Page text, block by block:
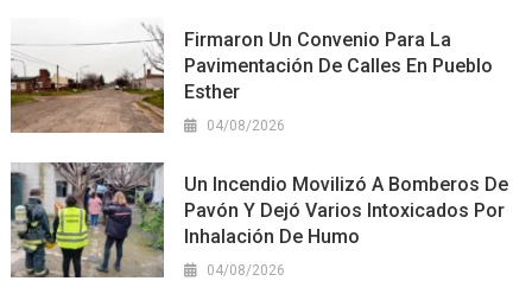
Firmaron Un Convenio Para La
Pavimentación De Calles En Pueblo
Esther
04/08/2026
Un Incendio Movilizó A Bomberos De
Pavón Y Dejó Varios Intoxicados Por
Inhalación De Humo
04/08/2026